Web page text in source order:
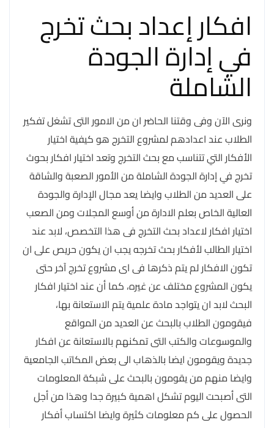
افكار إعداد بحث تخرج
في إدارة الجودة
الشاملة
ونرى الآن وفى وقتنا الحاضر ان من الامور التى تشغل تفكير
الطلاب عند اعدادهم لمشروع التخرج هو كيفية اختيار
الأفكار التي تتناسب مع بحث التخرج وتعد اختيار افكار بحوث
تخرج في إدارة الجودة الشاملة من الأمور الصعبة والشاقة
على العديد من الطلاب وايضا يعد مجال الإدارة والجودة
العالية الخاص بعلم الادارة من أوسع المجلات ومن الصعب
اختيار افكار لاعداد بحث التخرج فى هذا التخصص، لابد عند
اختيار الطالب لأفكار بحث تخرجه يجب ان يكون حريص على ان
تكون الافكار لم يتم ذكرها فى اى مشروع تخرج آخر حتى
يكون المشروع مختلف عن غيره، كما أن عند اختيار افكار
البحث لابد ان يتواجد مادة علمية يتم الاستعانة بها،
فيقومون الطلاب بالبحث عن العديد من المواقع
والموسوعات والكتب التى تمكنهم بالاستعانة عن افكار
جديدة ويقومون ايضا بالذهاب الى بعض المكاتب الجامعية
وايضا منهم من يقومون بالبحث على شبكة المعلومات
التى أصبحت اليوم تشكل اهمية كبيرة جدا وهذا من أجل
الحصول على كم معلومات كثيرة وايضا اكتساب أفكار